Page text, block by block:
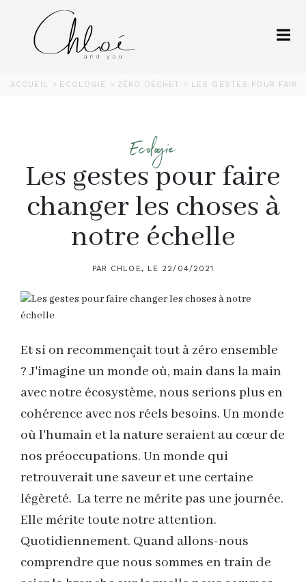
ACCUEIL ECOLOGIE ZÉRO DÉCHET LES GESTES POUR
Ecologie
Les gestes pour faire
changer les choses à
notre échelle
PAR CHLOE, LE 22/04/2021
Et si on recommençait tout à zéro ensemble
? J'imagine un monde où, main dans la main
avec notre écosystème, nous serions plus en
cohérence avec nos réels besoins. Un monde
où l'humain et la nature seraient au cœur de
nos préoccupations. Un monde qui
retrouverait une saveur et une certaine
légèreté. La terre ne mérite pas une journée.
Elle mérite toute notre attention.
Quotidiennement. Quand allons-nous
comprendre que nous sommes en train de